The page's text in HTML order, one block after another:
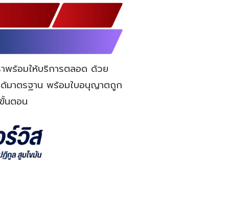
พร้อมให้บริการตลอด ด้วย
ด้มาตรฐาน พร้อมใบอนุญาตถูก
นตอน